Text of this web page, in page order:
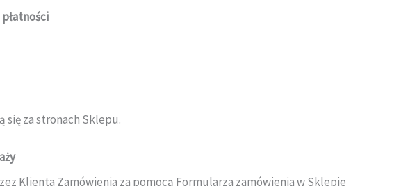
za stronach Sklepu.
Klienta Zamówienia za pomocą Formularza zamówienia w Sklepie